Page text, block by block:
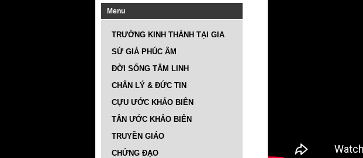
Menu
TRƯỜNG KINH THÁNH TẠI GIA
SỨ GIẢ PHÚC ÂM
ĐỜI SỐNG TÂM LINH
CHÂN LÝ & ĐỨC TIN
CỰU ƯỚC KHẢO BIÊN
TÂN ƯỚC KHẢO BIÊN
TRUYỀN GIÁO
CHỨNG ĐẠO